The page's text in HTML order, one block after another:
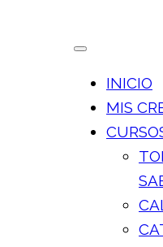
INICIO
MIS